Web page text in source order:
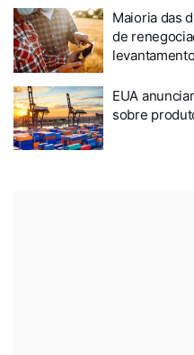
Maioria das
de
EUA
sobre